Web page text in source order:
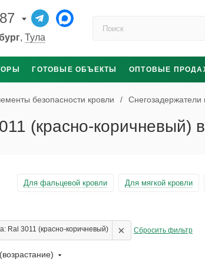
, Тула
ГОТОВЫЕ ОБЪЕКТЫ ОПТОВЫЕ
безопасности кровли /
(красно-коричневый)
Для фальцевой кровли Для мягкой кровли
Ral 3011 (красно-коричневый) × Сбросить фильтр